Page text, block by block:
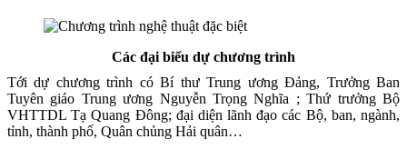
Các đại biểu dự chương trình
Tới dự chương trình có Bí thư Trung ương Đảng, Trưởng Ban
Tuyên giáo Trung ương Nguyễn Trọng Nghĩa ; Thứ trưởng Bộ
VHTTDL Tạ Quang Đông; đại diện lãnh đạo các Bộ, ban, ngành,
tỉnh, thành phố, Quân chủng Hải quân…